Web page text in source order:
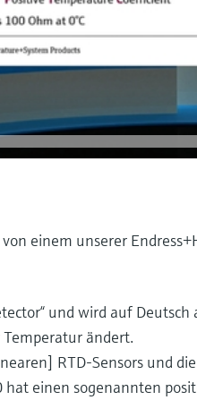
einem unserer
und wird auf
Temperatur ändert.
RTD-Sensors und
hat einen sogenannten